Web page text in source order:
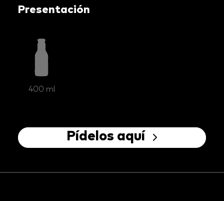
Presentación
400 ml
Pídelos aquí